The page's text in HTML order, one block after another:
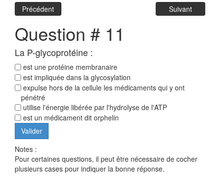
Précédent Suivant
Question # 11
La P-glycoprotéine :
est une protéine membranaire
est impliquée dans la glycosylation
expulse hors de la cellule les médicaments qui y ont
pénétré
utilise l'énergie libérée par l'hydrolyse de l'ATP
est un médicament dit orphelin
Notes :
Pour certaines questions, il peut être nécessaire de cocher
plusieurs cases pour indiquer la bonne réponse.